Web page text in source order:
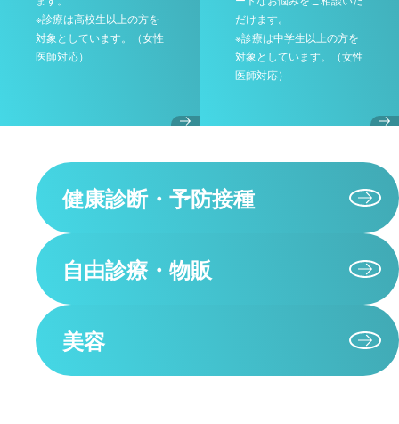
※診療は高校生以上の方を
対象としています。（女性
医師対応）
だけます。
※診療は中学生以上の方を
対象としています。（女性
医師対応）
健康診断・予防接種
自由診療・物販
美容